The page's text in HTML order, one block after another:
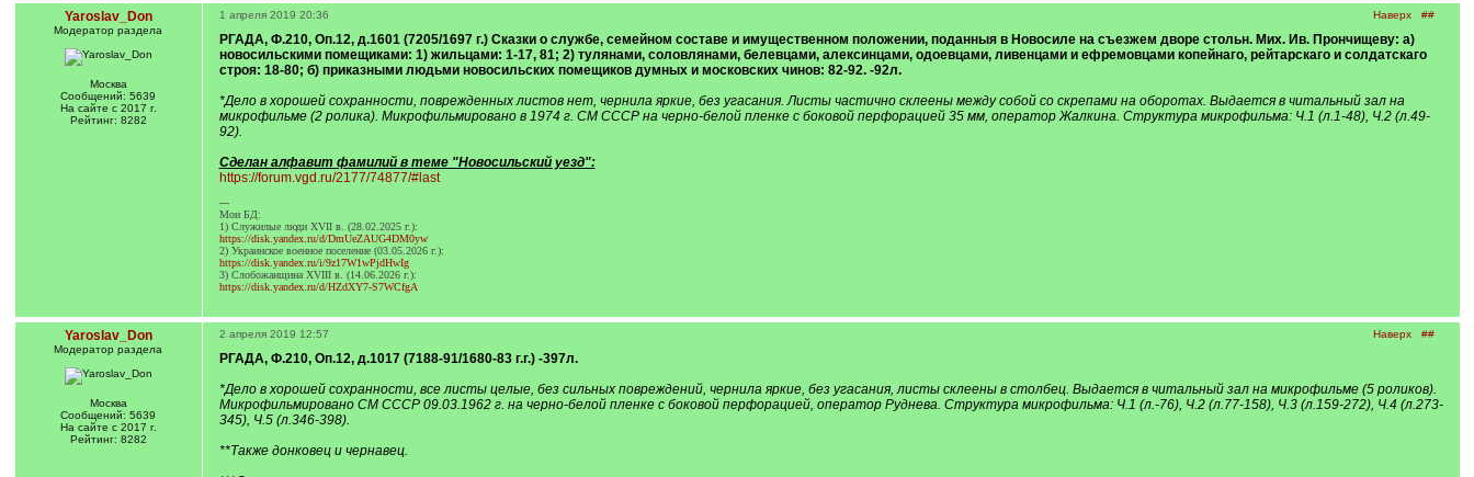
Yaroslav_Don
Модератор раздела
Москва
Сообщений: 5639
На сайте с 2017 г.
Рейтинг: 8282
Наверх ##
1 апреля 2019 20:36
РГАДА, Ф.210, Оп.12, д.1601 (7205/1697 г.) Сказки о службе, семейном составе и имущественном положении, поданныя в Новосиле на съезжем дворе стольн. Мих. Ив. Прончищеву: а)
новосильскими помещиками: 1) жильцами: 1-17, 81; 2) тулянами, соловлянами, белевцами, алексинцами, одоевцами, ливенцами и ефремовцами копейнаго, рейтарскаго и солдатскаго
строя: 18-80; б) приказными людьми новосильских помещиков думных и московских чинов: 82-92. -92л.
*Дело в хорошей сохранности, поврежденных листов нет, чернила яркие, без угасания. Листы частично склеены между собой со скрепами на оборотах. Выдается в читальный зал на
микрофильме (2 ролика). Микрофильмировано в 1974 г. СМ СССР на черно-белой пленке с боковой перфорацией 35 мм, оператор Жалкина. Структура микрофильма: Ч.1 (л.1-48), Ч.2 (л.49-
92).
Сделан алфавит фамилий в теме "Новосильский уезд":
https://forum.vgd.ru/2177/74877/#last
---
Мои БД:
1) Служилые люди XVII в. (28.02.2025 г.):
https://disk.yandex.ru/d/DmUeZAUG4DM0yw
2) Украинское военное поселение (03.05.2026 г.):
https://disk.yandex.ru/i/9z17W1wPjdHwIg
3) Слобожанщина XVIII в. (14.06.2026 г.):
https://disk.yandex.ru/d/HZdXY7-S7WCfgA
Yaroslav_Don
Модератор раздела
Москва
Сообщений: 5639
На сайте с 2017 г.
Рейтинг: 8282
Наверх ##
2 апреля 2019 12:57
РГАДА, Ф.210, Оп.12, д.1017 (7188-91/1680-83 г.г.) -397л.
*Дело в хорошей сохранности, все листы целые, без сильных повреждений, чернила яркие, без угасания, листы склеены в столбец. Выдается в читальный зал на микрофильме (5 роликов).
Микрофильмировано СМ СССР 09.03.1962 г. на черно-белой пленке с боковой перфорацией, оператор Руднева. Структура микрофильма: Ч.1 (л.-76), Ч.2 (л.77-158), Ч.3 (л.159-272), Ч.4 (л.273-
345), Ч.5 (л.346-398).
**Также донковец и чернавец.